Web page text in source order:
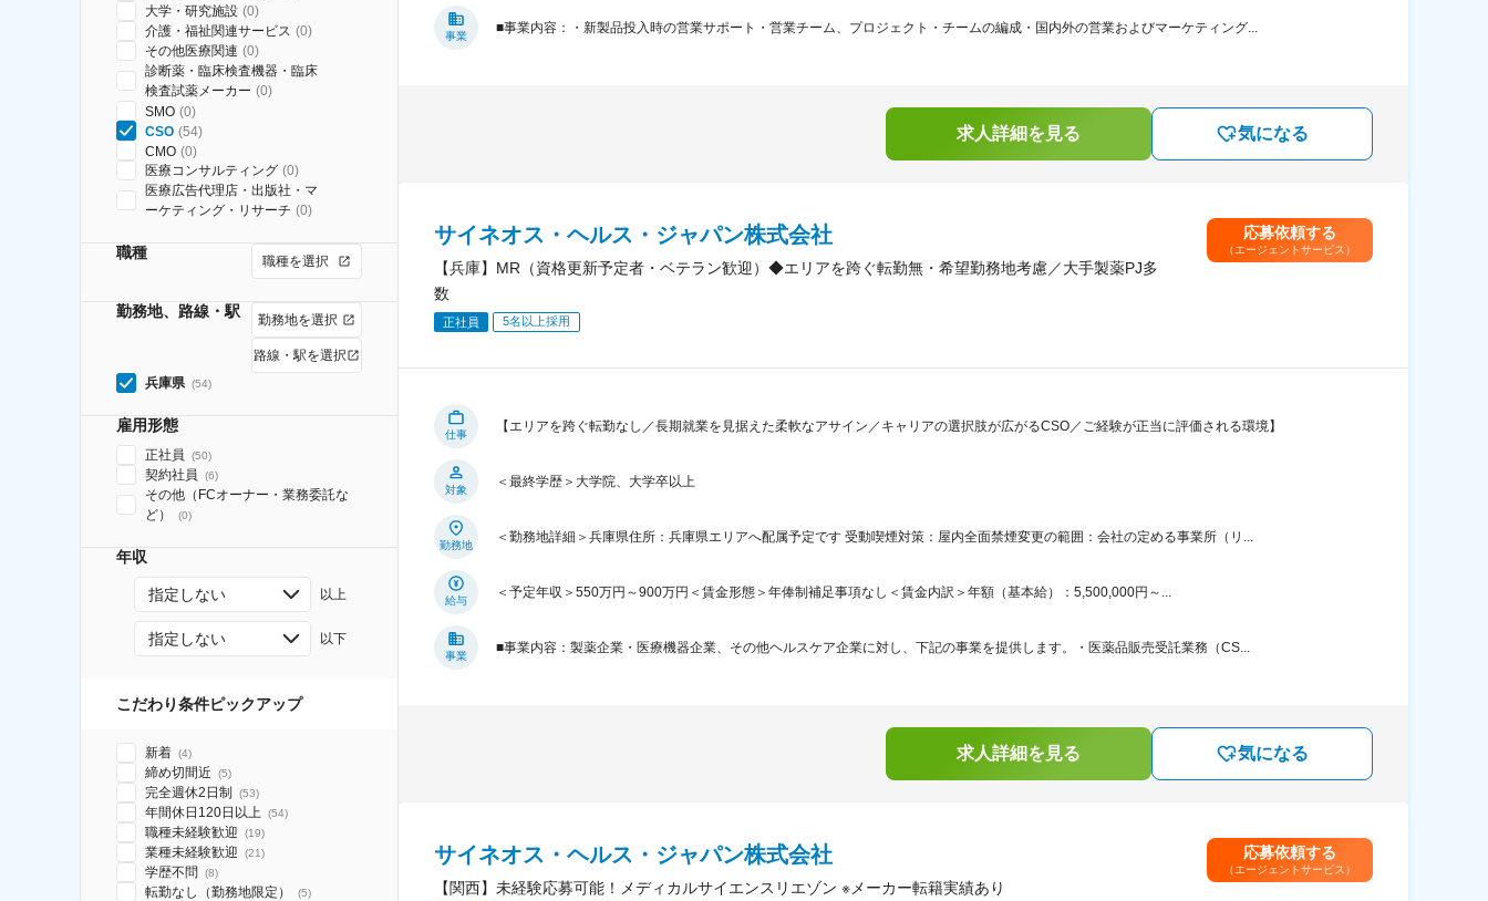
大学・研究施設 (0)
介護・福祉関連サービス (0)
その他医療関連 (0)
診断薬・臨床検査機器・臨床
検査試薬メーカー (0)
SMO (0)
CSO (54)
CMO (0)
医療コンサルティング (0)
医療広告代理店・出版社・マ
ーケティング・リサーチ (0)
職種 職種を選択
勤務地、路線・駅 勤務地を選択
路線・駅を選択
兵庫県 (54)
雇用形態
正社員 (50)
契約社員 (6)
その他（FCオーナー・業務委託な
ど）
(0)
年収
指定しない 以上
指定しない 以下
こだわり条件ピックアップ
新着 (4)
締め切間近 (5)
完全週休2日制 (53)
年間休日120日以上 (54)
職種未経験歓迎 (19)
業種未経験歓迎 (21)
学歴不問 (8)
転勤なし（勤務地限定） (5)
事業
■事業内容：・新製品投入時の営業サポート・営業チーム、プロジェクト・チームの編成・国内外の営業およびマーケティング...
求人詳細を見る 気になる
サイネオス・ヘルス・ジャパン株式会社
【兵庫】MR（資格更新予定者・ベテラン歓迎）◆エリアを跨ぐ転勤無・希望勤務地考慮／大手製薬PJ多
数
正社員 5名以上採用
応募依頼する
（エージェントサービス）
仕事
【エリアを跨ぐ転勤なし／長期就業を見据えた柔軟なアサイン／キャリアの選択肢が広がるCSO／ご経験が正当に評価される環境】
対象
＜最終学歴＞大学院、大学卒以上
勤務地
＜勤務地詳細＞兵庫県住所：兵庫県エリアへ配属予定です 受動喫煙対策：屋内全面禁煙変更の範囲：会社の定める事業所（リ...
給与
＜予定年収＞550万円～900万円＜賃金形態＞年俸制補足事項なし＜賃金内訳＞年額（基本給）：5,500,000円～...
事業
■事業内容：製薬企業・医療機器企業、その他ヘルスケア企業に対し、下記の事業を提供します。・医薬品販売受託業務（CS...
求人詳細を見る 気になる
サイネオス・ヘルス・ジャパン株式会社
【関西】未経験応募可能！メディカルサイエンスリエゾン ※メーカー転籍実績あり
応募依頼する
（エージェントサービス）